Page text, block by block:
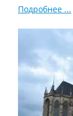
Подробнее ...